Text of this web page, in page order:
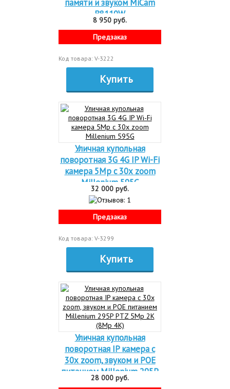
памяти и звуком MiCam
B8110W
8 950 руб.
Предзаказ
Код товара: V-3222
Купить
Уличная купольная
поворотная 3G 4G IP Wi-Fi
камера 5Mp c 30х zoom
Millenium 595G
32 000 руб.
Предзаказ
Код товара: V-3299
Купить
Уличная купольная
поворотная IP камера c
30х zoom, звуком и POE
питанием Millenium 295P
PTZ 5Mp 2K (8Mp 4K)
28 000 руб.